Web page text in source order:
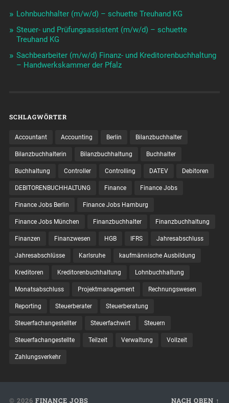
Lohnbuchhalter (m/w/d) – schuette Treuhand KG
Steuer- und Prüfungsassistent (m/w/d) – schuette
Treuhand KG
Sachbearbeiter (m/w/d) Finanz- und Kreditorenbuchhaltung
– Handwerkskammer der Pfalz
SCHLAGWÖRTER
Accountant Accounting Berlin Bilanzbuchhalter
Bilanzbuchhalterin Bilanzbuchhaltung Buchhalter
Buchhaltung Controller Controlling DATEV Debitoren
DEBITORENBUCHHALTUNG Finance Finance Jobs
Finance Jobs Berlin Finance Jobs Hamburg
Finance Jobs München Finanzbuchhalter Finanzbuchhaltung
Finanzen Finanzwesen HGB IFRS Jahresabschluss
Jahresabschlüsse Karlsruhe kaufmännische Ausbildung
Kreditoren Kreditorenbuchhaltung Lohnbuchhaltung
Monatsabschluss Projektmanagement Rechnungswesen
Reporting Steuerberater Steuerberatung
Steuerfachangestellter Steuerfachwirt Steuern
Steuer­fach­ange­stellte Teilzeit Verwaltung Vollzeit
Zahlungsverkehr
© 2026 FINANCE JOBS NACH OBEN ↑